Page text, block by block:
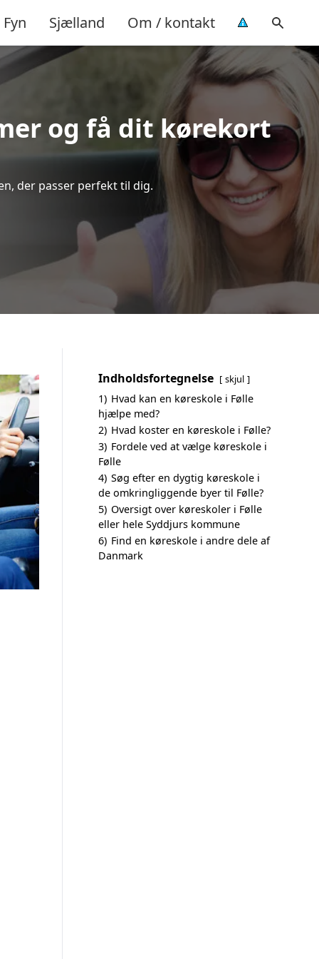
Fyn Sjælland Om / kontakt
og få dit kørekort
der passer perfekt til dig.
Indholdsfortegnelse skjul
1) Hvad kan en køreskole i Følle
hjælpe med?
2) Hvad koster en køreskole i Følle?
3) Fordele ved at vælge køreskole i
Følle
4) Søg efter en dygtig køreskole i
de omkringliggende byer til Følle?
5) Oversigt over køreskoler i Følle
eller hele Syddjurs kommune
6) Find en køreskole i andre dele af
Danmark